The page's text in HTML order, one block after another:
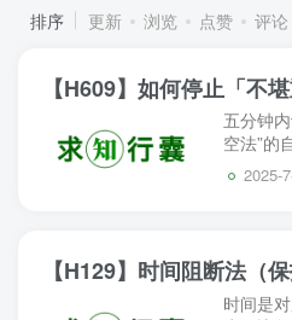
排序 更新 浏览 点赞 评论
【H609】如何停止「不
五分钟
空法”的
率。作
2025-
【H129】时间阻断法（
时间是